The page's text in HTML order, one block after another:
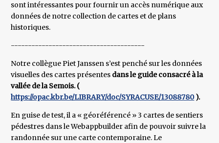
sont intéressantes pour fournir un accès numérique aux
données de notre collection de cartes et de plans
historiques.
---------------------------------------
Notre collègue Piet Janssen s’est penché sur les données
visuelles des cartes présentes dans le guide consacré à la
vallée de la Semois. (
https://opac.kbr.be/LIBRARY/doc/SYRACUSE/13088780).
En guise de test, il a « géoréférencé » 3 cartes de sentiers
pédestres dans le Webappbuilder afin de pouvoir suivre la
randonnée sur une carte contemporaine. Le